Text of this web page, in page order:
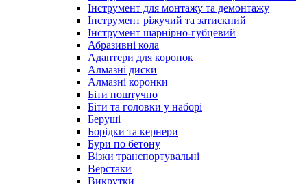
Інструмент для монтажу та демонтажу
Інструмент ріжучий та затискний
Інструмент шарнірно-губцевий
Абразивні кола
Адаптери для коронок
Алмазні диски
Алмазні коронки
Біти поштучно
Біти та головки у наборі
Беруші
Борідки та кернери
Бури по бетону
Візки транспортувальні
Верстаки
Викрутки